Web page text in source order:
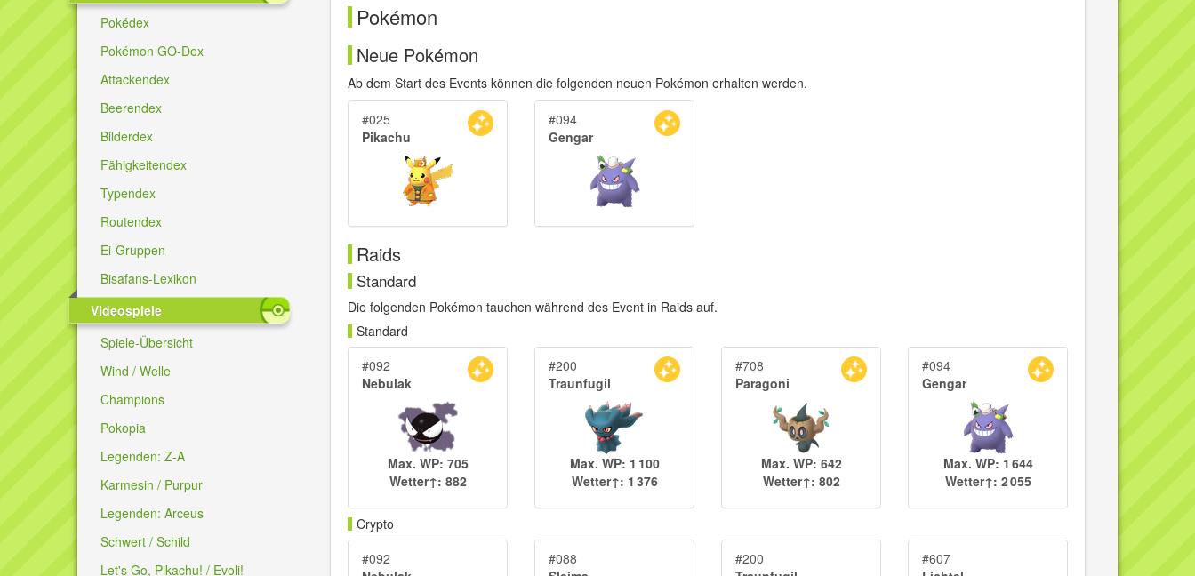
Pokédex
Pokémon GO-Dex
Attackendex
Beerendex
Bilderdex
Fähigkeitendex
Typendex
Routendex
Ei-Gruppen
Bisafans-Lexikon
Videospiele
Spiele-Übersicht
Wind / Welle
Champions
Pokopia
Legenden: Z-A
Karmesin / Purpur
Legenden: Arceus
Schwert / Schild
Let's Go, Pikachu! / Evoli!
Pokémon
Neue Pokémon
Ab dem Start des Events können die folgenden neuen Pokémon erhalten werden.
#025
Pikachu
#094
Gengar
Raids
Standard
Die folgenden Pokémon tauchen während des Event in Raids auf.
Standard
#092
Nebulak
Max. WP: 705
Wetter↑: 882
#200
Traunfugil
Max. WP: 1 100
Wetter↑: 1 376
#708
Paragoni
Max. WP: 642
Wetter↑: 802
#094
Gengar
Max. WP: 1 644
Wetter↑: 2 055
Crypto
#092
#088
#200
#607